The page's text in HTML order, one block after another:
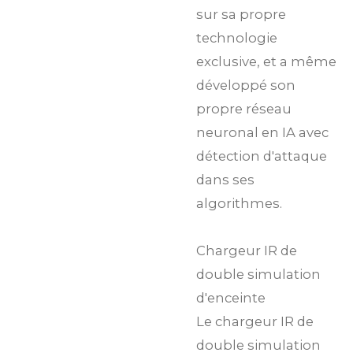
sur sa propre
technologie
exclusive, et a même
développé son
propre réseau
neuronal en IA avec
détection d'attaque
dans ses
algorithmes.
Chargeur IR de
double simulation
d'enceinte
Le chargeur IR de
double simulation